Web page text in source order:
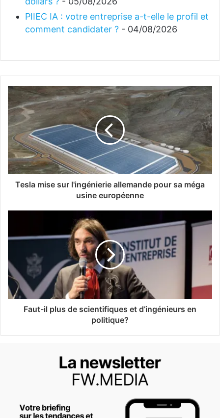
PIIEC IA : votre entreprise a-t-elle le profil et
comment candidater ? - 04/08/2026
Tesla mise sur l'ingénierie allemande pour sa méga
usine européenne
Faut-il plus de scientifiques et d’ingénieurs en
politique?